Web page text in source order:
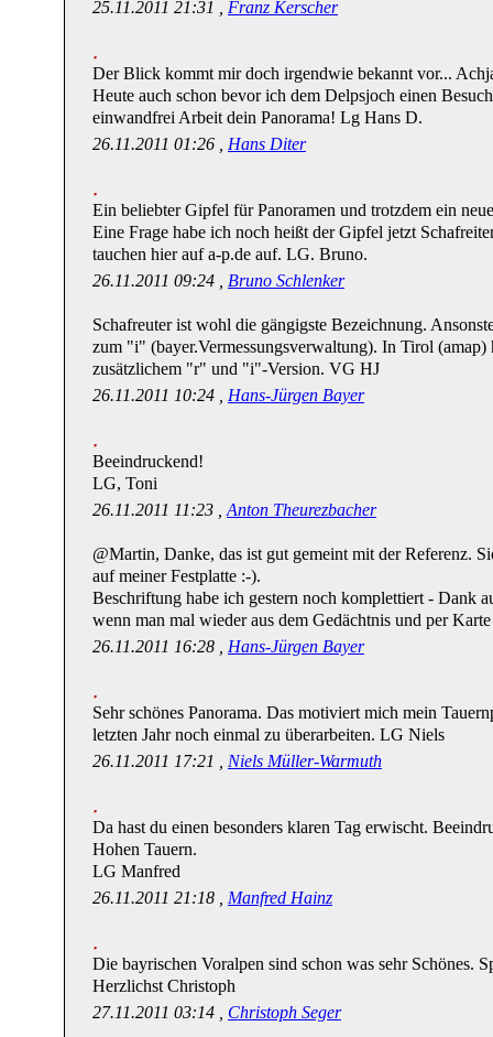
25.11.2011 21:31 , Franz Kerscher
Der Blick kommt mir doch irgendwie bekannt vor...
Heute auch schon bevor ich dem Delpsjoch einen
einwandfrei Arbeit dein Panorama! Lg Hans D.
26.11.2011 01:26 , Hans Diter
Ein beliebter Gipfel für Panoramen und trotzdem ein
Eine Frage habe ich noch heißt der Gipfel jetzt
tauchen hier auf a-p.de auf. LG. Bruno.
26.11.2011 09:24 , Bruno Schlenker
Schafreuter ist wohl die gängigste Bezeichnung.
zum "i" (bayer.Vermessungsverwaltung). In Tirol (amap)
zusätzlichem "r" und "i"-Version. VG HJ
26.11.2011 10:24 , Hans-Jürgen Bayer
Beeindruckend!
LG, Toni
26.11.2011 11:23 , Anton Theurezbacher
@Martin, Danke, das ist gut gemeint mit der Referenz.
auf meiner Festplatte :-).
Beschriftung habe ich gestern noch komplettiert - Dank
wenn man mal wieder aus dem Gedächtnis und per
26.11.2011 16:28 , Hans-Jürgen Bayer
Sehr schönes Panorama. Das motiviert mich mein
letzten Jahr noch einmal zu überarbeiten. LG Niels
26.11.2011 17:21 , Niels Müller-Warmuth
Da hast du einen besonders klaren Tag erwischt.
Hohen Tauern.
LG Manfred
26.11.2011 21:18 , Manfred Hainz
Die bayrischen Voralpen sind schon was sehr Schönes.
Herzlichst Christoph
27.11.2011 03:14 , Christoph Seger